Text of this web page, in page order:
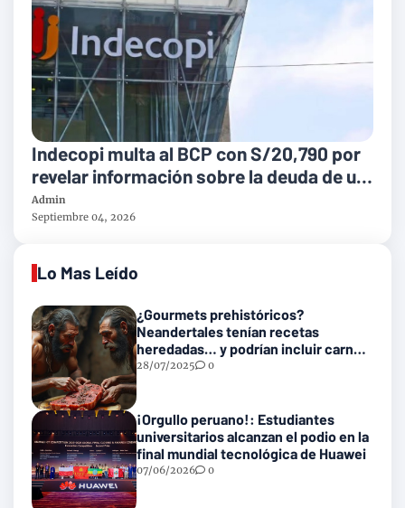
Indecopi multa al BCP con S/20,790 por
revelar información sobre la deuda de un
cliente
Admin
Septiembre 04, 2026
Lo Mas Leído
¿Gourmets prehistóricos?
Neandertales tenían recetas
heredadas… y podrían incluir carne
con gusanos
28/07/2025 0
¡Orgullo peruano!: Estudiantes
universitarios alcanzan el podio en la
final mundial tecnológica de Huawei
07/06/2026 0